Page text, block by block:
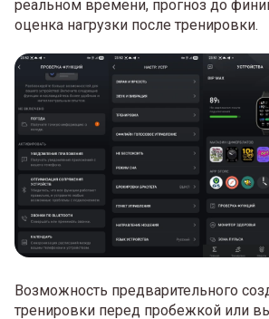
реальном времени, прогноз до
оценка нагрузки после тренировки.
Возможность предварительного
тренировки перед пробежкой или